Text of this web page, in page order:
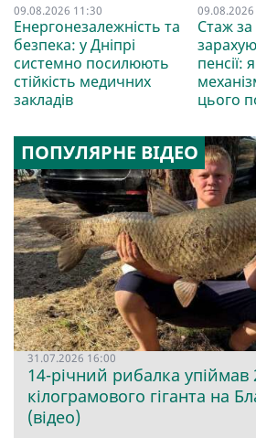
09.08.2026 11:30
Енергонезалежність та
безпека: у Дніпрі
системно посилюють
стійкість медичних
закладів
09.08.2026
Стаж
пенсії:
цього
ПОПУЛЯРНЕ ВІДЕО
31.07.2026 16:00
14-річний рибалка упіймав
кілограмового гіганта на
(відео)